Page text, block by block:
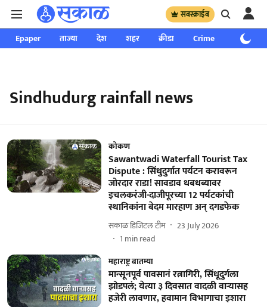
सबस्क्राईब
Epaper ताज्या देश शहर क्रीडा Crime साप्ताहिक
Sindhudurg rainfall news
कोकण
Sawantwadi Waterfall Tourist Tax
Dispute : सिंधुदुर्गात पर्यटन करावरून
जोरदार राडा! सावडाव धबधब्यावर
इचलकरंजी-दाजीपूरच्या 12 पर्यटकांची
स्थानिकांना बेदम मारहाण अन् दगडफेक
सकाळ डिजिटल टीम
23 July 2026
1 min read
महाराष्ट्र बातम्या
मान्सूनपूर्व पावसानं रत्नागिरी, सिंधूदुर्गला
झोडपलं; येत्या ३ दिवसात वादळी वाऱ्यासह
हजेरी लावणार, हवामान विभागाचा इशारा